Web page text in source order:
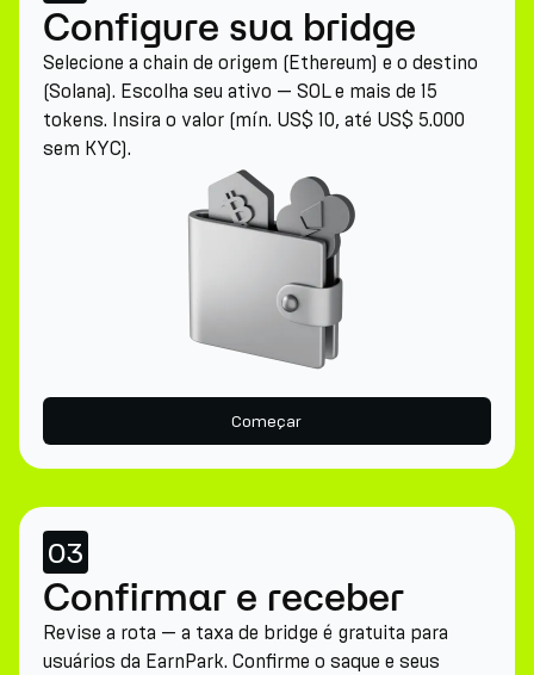
Configure sua bridge
Selecione a chain de origem (Ethereum) e o destino
(Solana). Escolha seu ativo — SOL e mais de 15
tokens. Insira o valor (mín. US$ 10, até US$ 5.000
sem KYC).
Começar
03
Confirmar e receber
Revise a rota — a taxa de bridge é gratuita para
usuários da EarnPark. Confirme o saque e seus